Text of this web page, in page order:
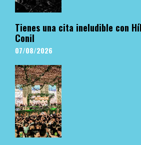
Tienes una cita ineludible con
Conil
07/08/2026